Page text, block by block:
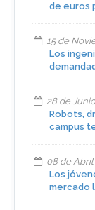
de euros
15 de
Los
28 de
Robots,
campus
08 de
Los
mercado